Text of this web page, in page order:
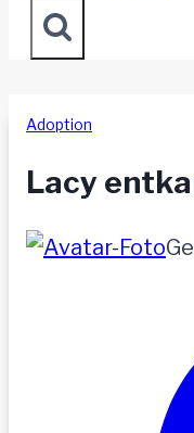
Adoption
Lacy